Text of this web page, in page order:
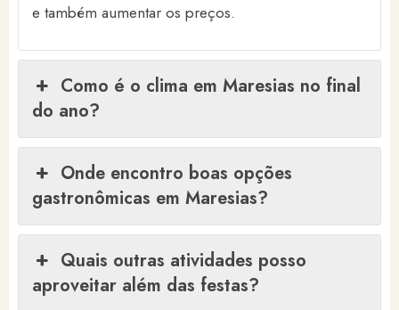
e também aumentar os preços.
Como é o clima em Maresias no final
do ano?
Onde encontro boas opções
gastronômicas em Maresias?
Quais outras atividades posso
aproveitar além das festas?